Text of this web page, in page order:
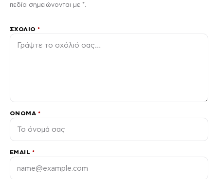
πεδία σημειώνονται με *.
ΣΧΌΛΙΟ*
ΌΝΟΜΑ *
EMAIL *